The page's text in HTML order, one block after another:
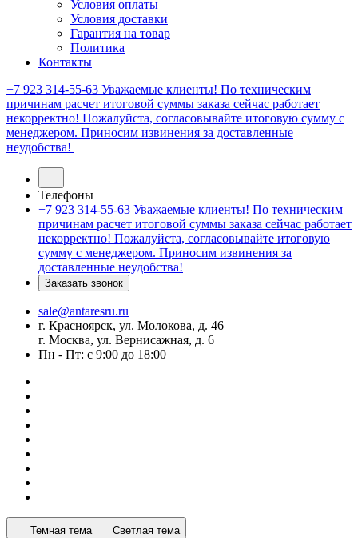
Условия оплаты
Условия доставки
Гарантия на товар
Политика
Контакты
+7 923 314-55-63 Уважаемые клиенты! По техническим
причинам расчет итоговой суммы заказа сейчас работает
некорректно! Пожалуйста, согласовывайте итоговую сумму с
менеджером. Приносим извинения за доставленные
неудобства!
Телефоны
+7 923 314-55-63 Уважаемые клиенты! По техническим
причинам расчет итоговой суммы заказа сейчас работает
некорректно! Пожалуйста, согласовывайте итоговую
сумму с менеджером. Приносим извинения за
доставленные неудобства!
Заказать звонок
sale@antaresru.ru
г. Красноярск, ул. Молокова, д. 46
г. Москва, ул. Вернисажная, д. 6
Пн - Пт: с 9:00 до 18:00
Темная тема Светлая тема